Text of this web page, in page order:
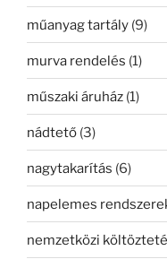
műanyag tartály (9)
murva rendelés (1)
műszaki áruház (1)
nádtető (3)
nagytakarítás (6)
napelemes
nemzetközi